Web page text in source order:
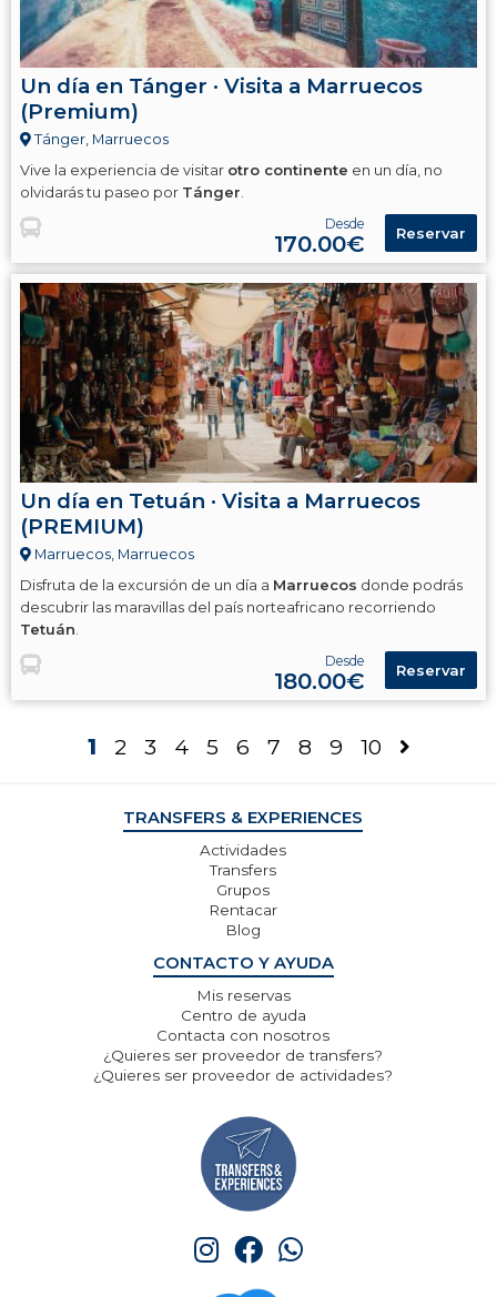
Un día en Tánger · Visita a Marruecos
(Premium)
Tánger, Marruecos
Vive la experiencia de visitar otro continente en un día, no
olvidarás tu paseo por Tánger
Desde
170.00€ Reservar
Un día en Tetuán · Visita a Marruecos
(PREMIUM)
Marruecos, Marruecos
Disfruta de la excursión de un día a Marruecos donde podrás
descubrir las maravillas del país norteafricano recorriendo
Tetuán
Desde
180.00€ Reservar
1 2 3 4 5 6 7 8 9 10
TRANSFERS & EXPERIENCES
Actividades
Transfers
Grupos
Rentacar
Blog
CONTACTO Y AYUDA
Mis reservas
Centro de ayuda
Contacta con nosotros
¿Quieres ser proveedor de transfers?
¿Quieres ser proveedor de actividades?